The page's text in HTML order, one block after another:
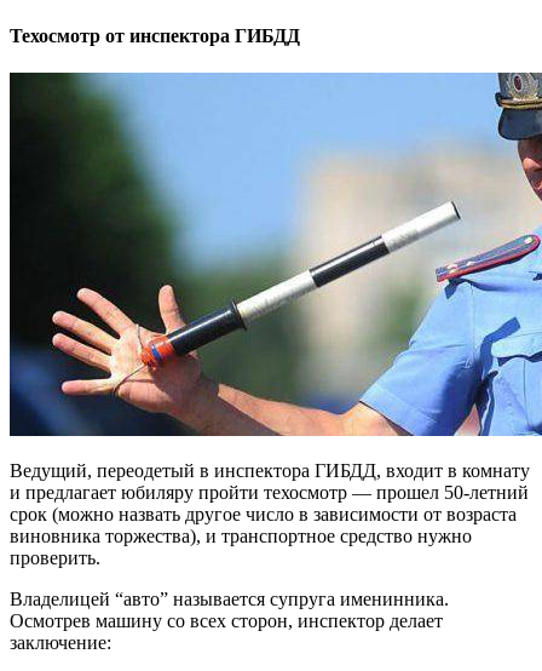
Техосмотр от инспектора ГИБДД
Ведущий, переодетый в инспектора ГИБДД, входит в комнату
и предлагает юбиляру пройти техосмотр — прошел 50-летний
срок (можно назвать другое число в зависимости от возраста
виновника торжества), и транспортное средство нужно
проверить.
Владелицей “авто” называется супруга именинника.
Осмотрев машину со всех сторон, инспектор делает
заключение: